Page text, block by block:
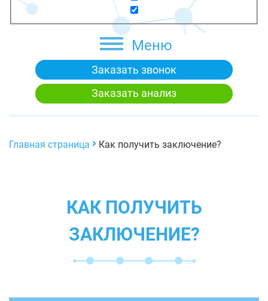
Меню
Заказать звонок
Заказать анализ
Главная страница Как получить заключение?
КАК ПОЛУЧИТЬ
ЗАКЛЮЧЕНИЕ?